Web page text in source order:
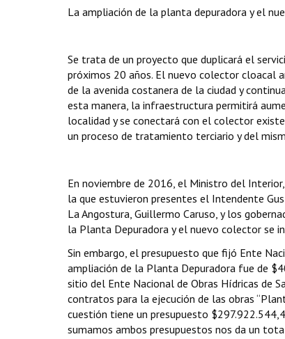
La ampliación de la planta depuradora y el
Se trata de un proyecto que duplicará el
próximos 20 años. El nuevo colector cloacal
de la avenida costanera de la ciudad y
esta manera, la infraestructura permitirá
localidad y se conectará con el colector
un proceso de tratamiento terciario y del
En noviembre de 2016, el Ministro del
la que estuvieron presentes el Intendente
La Angostura, Guillermo Caruso, y los
la Planta Depuradora y el nuevo colector se
Sin embargo, el presupuesto que fijó Ente
ampliación de la Planta Depuradora fue de
sitio del Ente Nacional de Obras Hídricas de
contratos para la ejecución de las obras
cuestión tiene un presupuesto
sumamos ambos presupuestos nos da un